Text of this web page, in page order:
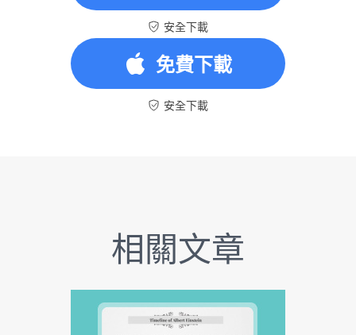
安全下載
免費下載
安全下載
相關文章